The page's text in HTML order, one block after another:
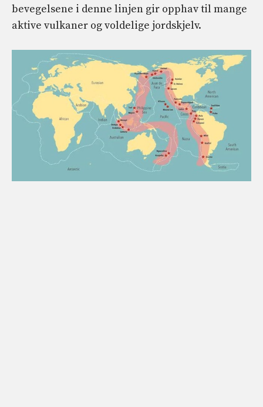
bevegelsene i denne linjen gir opphav til mange
aktive vulkaner og voldelige jordskjelv.